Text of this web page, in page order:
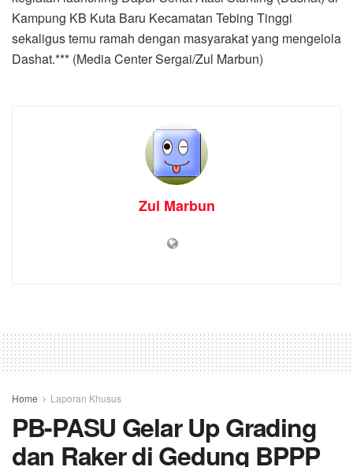
Kampung KB Kuta Baru Kecamatan Tebing Tinggi
sekaligus temu ramah dengan masyarakat yang mengelola
Dashat.*** (Media Center Sergai/Zul Marbun)
Zul Marbun
Home Laporan Khusus
PB-PASU Gelar Up Grading
dan Raker di Gedung BPPP